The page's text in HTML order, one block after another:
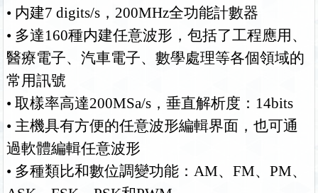
• 内建7 digits/s，200MHz全功能計數器
• 多達160種内建任意波形，包括了工程應用、
醫療電子、汽車電子、數學處理等各個領域的
常用訊號
• 取樣率高達200MSa/s，垂直解析度：14bits
• 主機具有方便的任意波形編輯界面，也可通
過軟體編輯任意波形
• 多種類比和數位調變功能：AM、FM、PM、